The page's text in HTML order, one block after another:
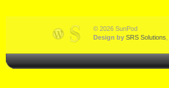
© 2026 SunPod
Design by SRS Solutions